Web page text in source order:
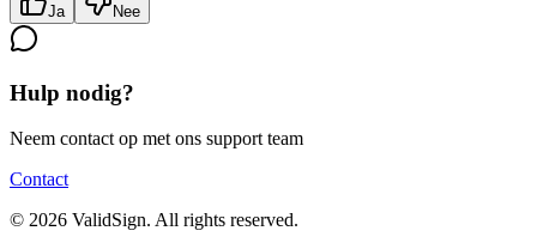
Ja Nee
Hulp nodig?
Neem contact op met ons support team
Contact
© 2026 ValidSign. All rights reserved.